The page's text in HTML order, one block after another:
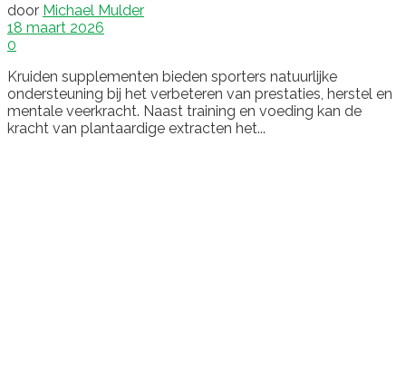
door Michael Mulder
18 maart 2026
0
Kruiden supplementen bieden sporters natuurlijke
ondersteuning bij het verbeteren van prestaties, herstel en
mentale veerkracht. Naast training en voeding kan de
kracht van plantaardige extracten het...